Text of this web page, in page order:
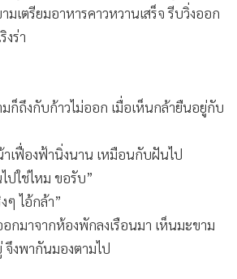
มเตรียมอาหารคาวหวานเสร็จ รีบวิ่งออก
งร่า
ก็ถึงกับก้าวไม่ออก เมื่อเห็นกล้ายืนอยู่กับ
าเฟื่องฟ้านิ่งนาน เหมือนกับฝันไป
ปใช่ไหม ขอรับ”
ๆ ไอ้กล้า”
กมาจากห้องพักลงเรือนมา เห็นมะขาม
จึงพากันมองตามไป